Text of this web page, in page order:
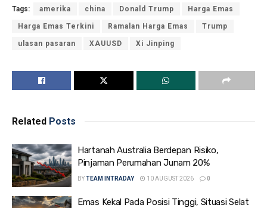
Tags: amerika china Donald Trump Harga Emas
Harga Emas Terkini Ramalan Harga Emas Trump
ulasan pasaran XAUUSD Xi Jinping
Related Posts
Hartanah Australia Berdepan Risiko,
Pinjaman Perumahan Junam 20%
BYTEAM INTRADAY 10 AUGUST 2026 0
Emas Kekal Pada Posisi Tinggi, Situasi Selat